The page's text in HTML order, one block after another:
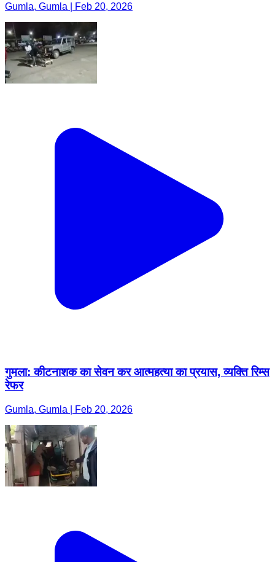
Gumla, Gumla | Feb 20, 2026
गुमला: कीटनाशक का सेवन कर आत्महत्या का प्रयास, व्यक्ति रिम्स
रेफर
Gumla, Gumla | Feb 20, 2026